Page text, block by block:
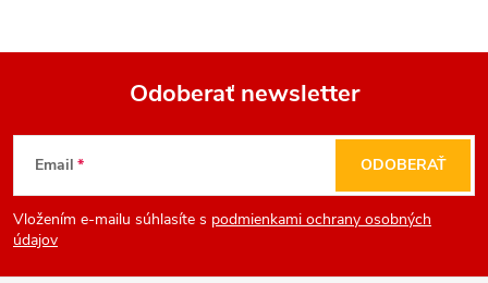
Z
á
p
Odoberať newsletter
Email
Vložením e-mailu súhlasíte s podmienkami ochrany osobných
údajov
ODOBERAŤ